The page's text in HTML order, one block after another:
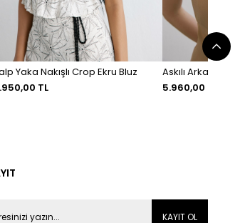
Yaka Nakışlı Crop Ekru Bluz
TL
Askılı Arka
5.960,00 TL
KAYIT OL